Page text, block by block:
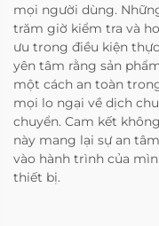
mọi người dùng.
trăm giờ kiểm tra và
ưu trong điều kiện
yên tâm rằng sản
một cách an toàn
mọi lo ngại về dịch
chuyển. Cam kết
này mang lại sự an
vào hành trình của
thiết bị.